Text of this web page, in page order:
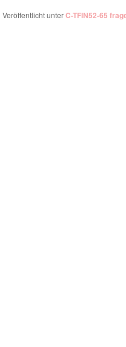
Veröffentlicht unterC-TFIN52-65